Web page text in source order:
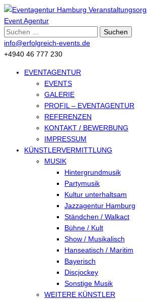
Suche
nach:
info@erfolgreich-events.de
+4940 46 777 230
EVENTAGENTUR
EVENTS
GALERIE
PROFIL – EVENTAGENTUR
REFERENZEN
KONTAKT / BEWERBUNG
IMPRESSUM
KÜNSTLERVERMITTLUNG
MUSIK
Hintergrundmusik
Partymusik
Kultur unterhaltsam
Jazzagentur Hamburg
Ständchen / Walkact
Bühne / Kult
Show / Musikalisch
Hanseatisch / Maritim
Bayerisch
Discjockey
Sonstige Musik
WEITERE KÜNSTLER